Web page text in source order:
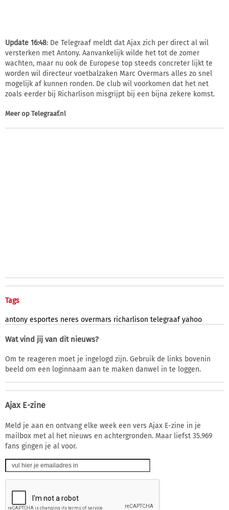
Update 16:48: De Telegraaf meldt dat Ajax zich per direct al wil
versterken met Antony. Aanvankelijk wilde het tot de zomer
wachten, maar nu ook de Europese top steeds concreter lijkt te
worden wil directeur voetbalzaken Marc Overmars alles zo snel
mogelijk af kunnen ronden. De club wil voorkomen dat het net
zoals eerder bij Richarlison misgrijpt bij een bijna zekere komst.
Meer op Telegraaf.nl
Tags
antony esportes neres overmars richarlison telegraaf yahoo
Wat vind jij van dit nieuws?
Om te reageren moet je ingelogd zijn. Gebruik de links bovenin
beeld om een loginnaam aan te maken danwel in te loggen.
Ajax E-zine
Meld je aan en ontvang elke week een vers Ajax E-zine in je
mailbox met al het nieuws en achtergronden. Maar liefst 35.969
fans gingen je al voor.